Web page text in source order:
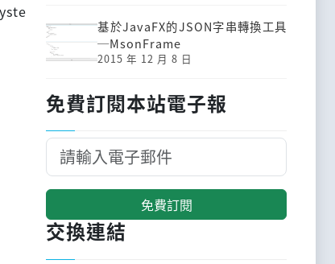
基於JavaFX的JSON字串轉換工具
─MsonFrame
2015 年 12 月 8 日
免費訂閱本站電子報
免費訂閱
交換連結